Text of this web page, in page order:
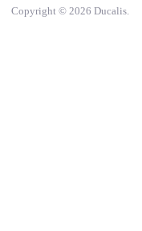
Copyright © 2026 Ducalis.